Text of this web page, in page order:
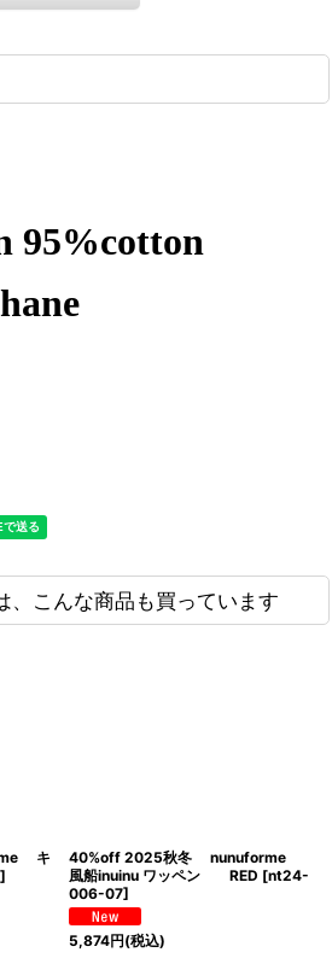
95%cotton
、こんな商品も買っています
キ
]
40%off 2025秋冬 nunuforme
風船inuinu ワッペン RED [nt24-
006-07]
5,874円(税込)